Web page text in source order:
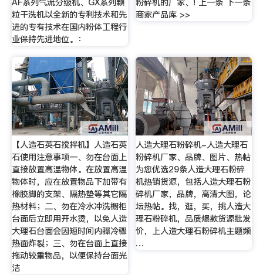
粒干洗机以全新的专利技术和先
进的专有技术在国内粉体工程行
业保持先进地位。：
商家产品库 >>
【人造石英石搅拌机】人造石英
石使用注意事项一、勿在台面上
直接放置高温物体。在放置高温
物体时，应在放置物品下加带有
橡胶脚的支架、隔热垫等其它隔
热材料；二、勿在冷水冲洗橱柜
台面后立即用开水烫，以免人造
大理石台面会因短时间内骤冷骤
热面炸裂；三、勿在台面上直接
拖动较重物品，以便保持台面光
洁
人造大理石粉碎机-人造大理石
粉碎机厂家、品牌、图片、热帖
为您优选29条人造大理石粉碎
机热销货源，包括人造大理石粉
碎机厂家，品牌，高清大图，论
坛热帖。找，逛，买，挑人造大
理石粉碎机，品质爆款货源批发
价，上人造大理石粉碎机主题频
…